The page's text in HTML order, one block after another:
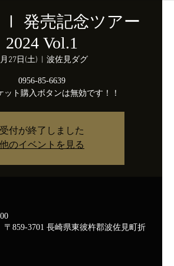
Ⅰ 発売記念ツアー
2024 Vol.1
27日(土) 波佐見ダグ
0956-85-6639
ット購入ボタンは無効です！！
受付が終了しました
他のイベントを見る
〒859-3701 長崎県東彼杵郡波佐見町折